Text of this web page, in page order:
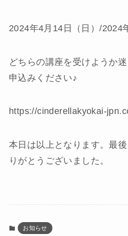
2024年4月14日（日）/2024
どちらの講座を受けようか
申込みください♪
https://cinderellakyokai-
本日は以上となります。最
りがとうございました。
お知らせ